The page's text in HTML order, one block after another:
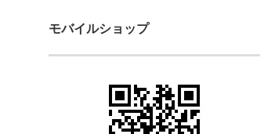
モバイルショップ